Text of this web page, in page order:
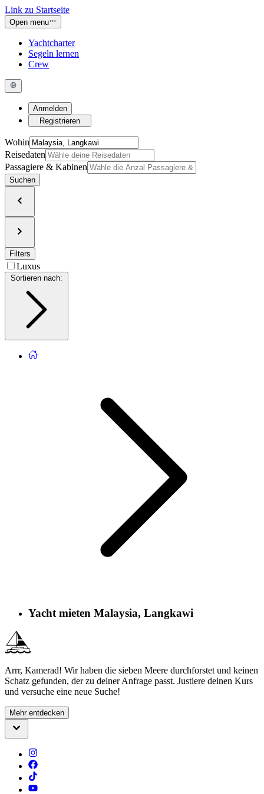
Link zu Startseite
Open menu
Yachtcharter
Segeln lernen
Crew
Anmelden
Registrieren
Wohin
Reisedaten
Passagiere & Kabinen
Suchen
Filters
Luxus
Sortieren nach
Yacht mieten Malaysia, Langkawi
Arrr, Kamerad! Wir haben die sieben Meere durchforstet und keinen
Schatz gefunden, der zu deiner Anfrage passt. Justiere deinen Kurs
und versuche eine neue Suche!
Mehr entdecken